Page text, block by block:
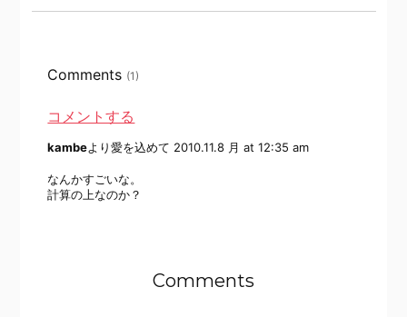
Comments (1)
コメントする
kambeより愛を込めて 2010.11.8 月 at 12:35 am
なんかすごいな。
計算の上なのか？
Comments